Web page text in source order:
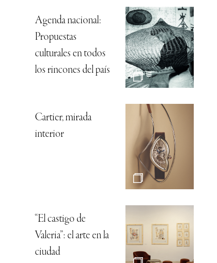
Agenda nacional:
Propuestas
culturales en todos
los rincones del país
Cartier, mirada
interior
“El castigo de
Valeria”: el arte en la
ciudad